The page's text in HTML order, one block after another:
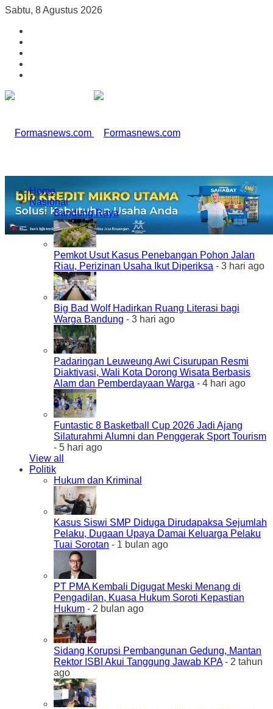
Sabtu, 8 Agustus 2026
Home
Nasional
Bandung Raya
Pemkot Usut Kasus Penebangan Pohon Jalan
Riau, Perizinan Usaha Ikut Diperiksa - 3 hari ago
Big Bad Wolf Hadirkan Ruang Literasi bagi
Warga Bandung - 3 hari ago
Padaringan Leuweung Awi Cisurupan Resmi
Diaktivasi, Wali Kota Dorong Wisata Berbasis
Alam dan Pemberdayaan Warga - 4 hari ago
Funtastic 8 Basketball Cup 2026 Jadi Ajang
Silaturahmi Alumni dan Penggerak Sport Tourism
- 5 hari ago
View all
Politik
Hukum dan Kriminal
Kasus Siswi SMP Diduga Dirudapaksa Sejumlah
Pelaku, Dugaan Upaya Damai Keluarga Pelaku
Tuai Sorotan - 1 bulan ago
PT PMA Kembali Digugat Meski Menang di
Pengadilan, Kuasa Hukum Soroti Kepastian
Hukum - 2 bulan ago
Sidang Korupsi Pembangunan Gedung, Mantan
Rektor ISBI Akui Tanggung Jawab KPA- 2 tahun
ago